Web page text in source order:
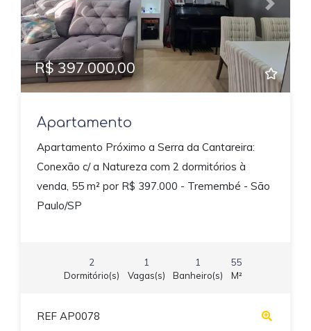
Previous Next
R$ 397.000,00
Apartamento
Apartamento Próximo a Serra da Cantareira:
Conexão c/ a Natureza com 2 dormitórios à
venda, 55 m² por R$ 397.000 - Tremembé - São
Paulo/SP
2
Dormitório(s)
1
Vagas(s)
1
Banheiro(s)
55
M²
REF AP0078